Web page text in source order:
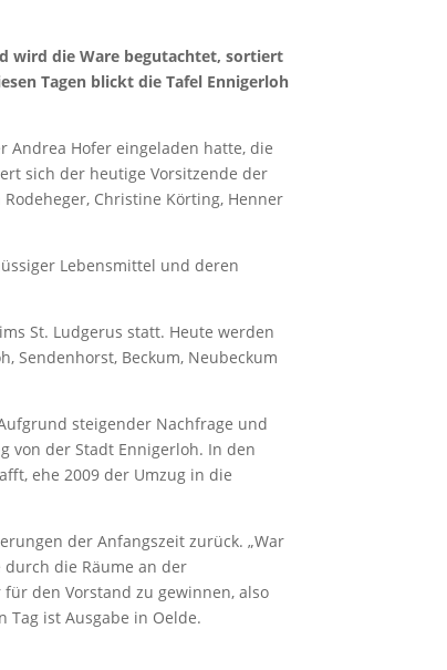
wird die Ware begutachtet, sortiert
Tagen blickt die Tafel Ennigerloh
Andrea Hofer eingeladen hatte, die
sich der heutige Vorsitzende der
Christine Körting, Henner
Lebensmittel und deren
St. Ludgerus statt. Heute werden
Sendenhorst, Beckum, Neubeckum
steigender Nachfrage und
von der Stadt Ennigerloh. In den
ehe 2009 der Umzug in die
der Anfangszeit zurück. „War
die Räume an der
den Vorstand zu gewinnen, also
ist Ausgabe in Oelde.